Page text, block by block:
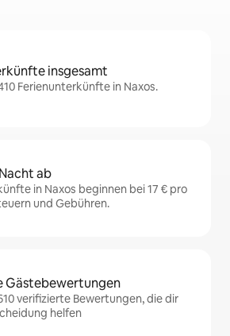
insgesamt
Ferienunterkünfte in Naxos.
ab
in Naxos beginnen bei 17 € pro
und Gebühren.
Gästebewertungen
verifizierte Bewertungen, die dir
helfen